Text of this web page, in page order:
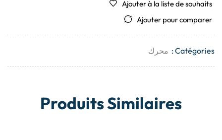
Ajouter à la liste de souhaits
Ajouter pour comparer
Catégories : محرك
Produits Similaires